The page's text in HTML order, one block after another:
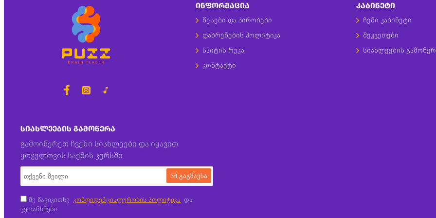
ᲘᲜᲤᲝᲠᲛᲐᲪᲘᲐ
წესები და პირობები
დაბრუნების პოლიტიკა
საიტის რუკა
კონტაქტი
ᲙᲐᲑᲘᲜᲔᲢᲘ
ჩემი კაბინეტი
შეკვეთები
სიახლეების
ᲡᲘᲐᲮᲚᲔᲔᲑᲘᲡ ᲒᲐᲛᲝᲬᲔᲠᲐ
გამოიწერეთ ჩვენი სიახლეები და იყავით
ყოველთვის საქმის კურსში
გაგზავნა
მე წავიკითხე კონფიდენციალურობის პოლიტიკა და
ვეთანხმები